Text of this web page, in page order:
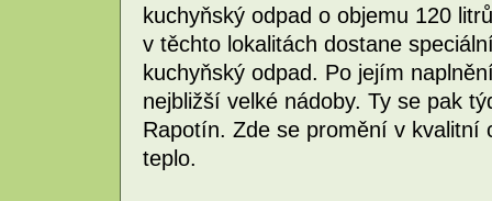
kuchyňský odpad o objemu 120
v těchto lokalitách dostane
kuchyňský odpad. Po jejím
nejbližší velké nádoby. Ty se pak
Rapotín. Zde se promění v kvalitní
teplo.